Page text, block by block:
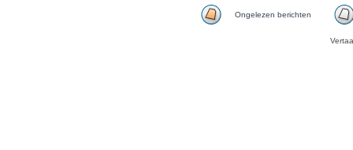
Ongelezen berichten